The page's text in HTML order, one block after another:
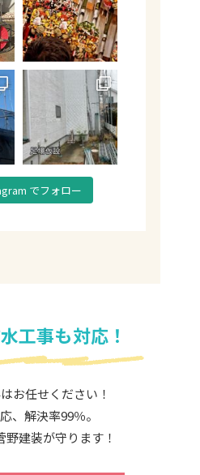
でフォロー
工事も対応！
お任せください！
、解決率99％。
野建装が守ります！